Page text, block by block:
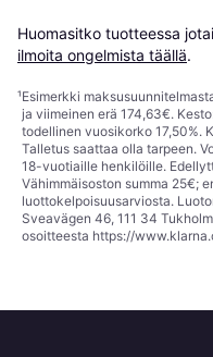
Huomasitko tuotteessa
ilmoita ongelmista täällä.
¹Esimerkki
ja viimeinen erä 174,63€.
todellinen vuosikorko 17,50%.
Talletus saattaa olla tarpeen.
18-vuotiaille henkilöille.
Vähimmäisoston summa 25€;
luottokelpoisuusarviosta.
Sveavägen 46, 111 34
osoitteesta https://